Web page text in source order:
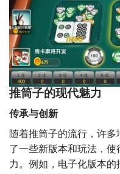
推筒子的现代魅力
传承与创新
随着推筒子的流行，许
了一些新版本和玩法，
力。例如，电子化版本